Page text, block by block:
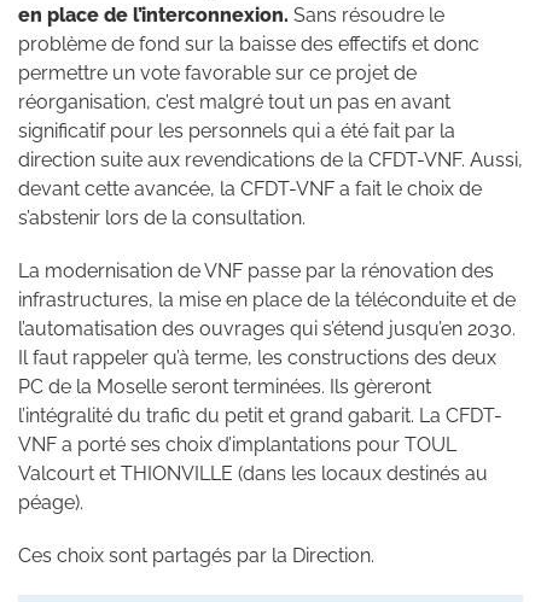
en place de l’interconnexion. Sans résoudre le
problème de fond sur la baisse des effectifs et donc
permettre un vote favorable sur ce projet de
réorganisation, c’est malgré tout un pas en avant
significatif pour les personnels qui a été fait par la
direction suite aux revendications de la CFDT-VNF. Aussi,
devant cette avancée, la CFDT-VNF a fait le choix de
s’abstenir lors de la consultation.
La modernisation de VNF passe par la rénovation des
infrastructures, la mise en place de la téléconduite et de
l’automatisation des ouvrages qui s’étend jusqu’en 2030.
Il faut rappeler qu’à terme, les constructions des deux
PC de la Moselle seront terminées. Ils gèreront
l’intégralité du trafic du petit et grand gabarit. La CFDT-
VNF a porté ses choix d’implantations pour TOUL
Valcourt et THIONVILLE (dans les locaux destinés au
péage).
Ces choix sont partagés par la Direction.